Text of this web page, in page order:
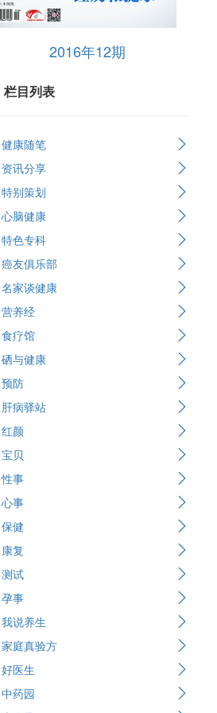
2016年12期
栏目列表
健康随笔
资讯分享
特别策划
心脑健康
特色专科
癌友俱乐部
名家谈健康
营养经
食疗馆
硒与健康
预防
肝病驿站
红颜
宝贝
性事
心事
保健
康复
测试
孕事
我说养生
家庭真验方
好医生
中药园